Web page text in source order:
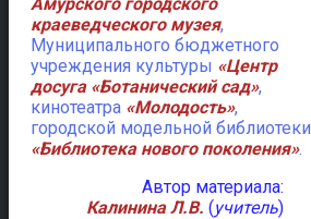
краеведческого музея,
Муниципального бюджетного
учреждения культуры «Центр
досуга «Ботанический сад»,
кинотеатра «Молодость»,
городской модельной библиотеки
«Библиотека нового поколения».
Автор материала:
Калинина Л.В. (учитель)